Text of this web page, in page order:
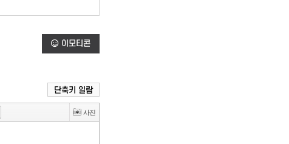
이모티콘
단축키 일람